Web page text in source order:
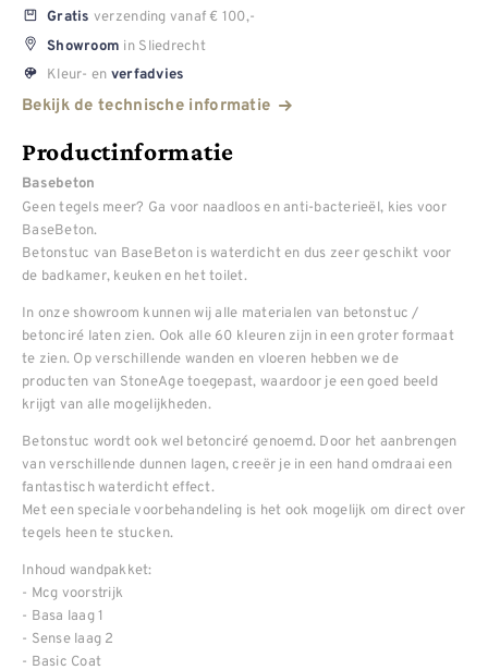
Gratis verzending vanaf € 100,-
Showroom in Sliedrecht
Kleur- en verfadvies
Bekijk de technische informatie
Productinformatie
Basebeton
Geen tegels meer? Ga voor naadloos en anti-bacterieël, kies voor
BaseBeton.
Betonstuc van BaseBeton is waterdicht en dus zeer geschikt voor
de badkamer, keuken en het toilet.
In onze showroom kunnen wij alle materialen van betonstuc /
betonciré laten zien. Ook alle 60 kleuren zijn in een groter formaat
te zien. Op verschillende wanden en vloeren hebben we de
producten van StoneAge toegepast, waardoor je een goed beeld
krijgt van alle mogelijkheden.
Betonstuc wordt ook wel betonciré genoemd. Door het aanbrengen
van verschillende dunnen lagen, creeër je in een hand omdraai een
fantastisch waterdicht effect.
Met een speciale voorbehandeling is het ook mogelijk om direct over
tegels heen te stucken.
Inhoud wandpakket:
- Mcg voorstrijk
- Basa laag 1
- Sense laag 2
- Basic Coat